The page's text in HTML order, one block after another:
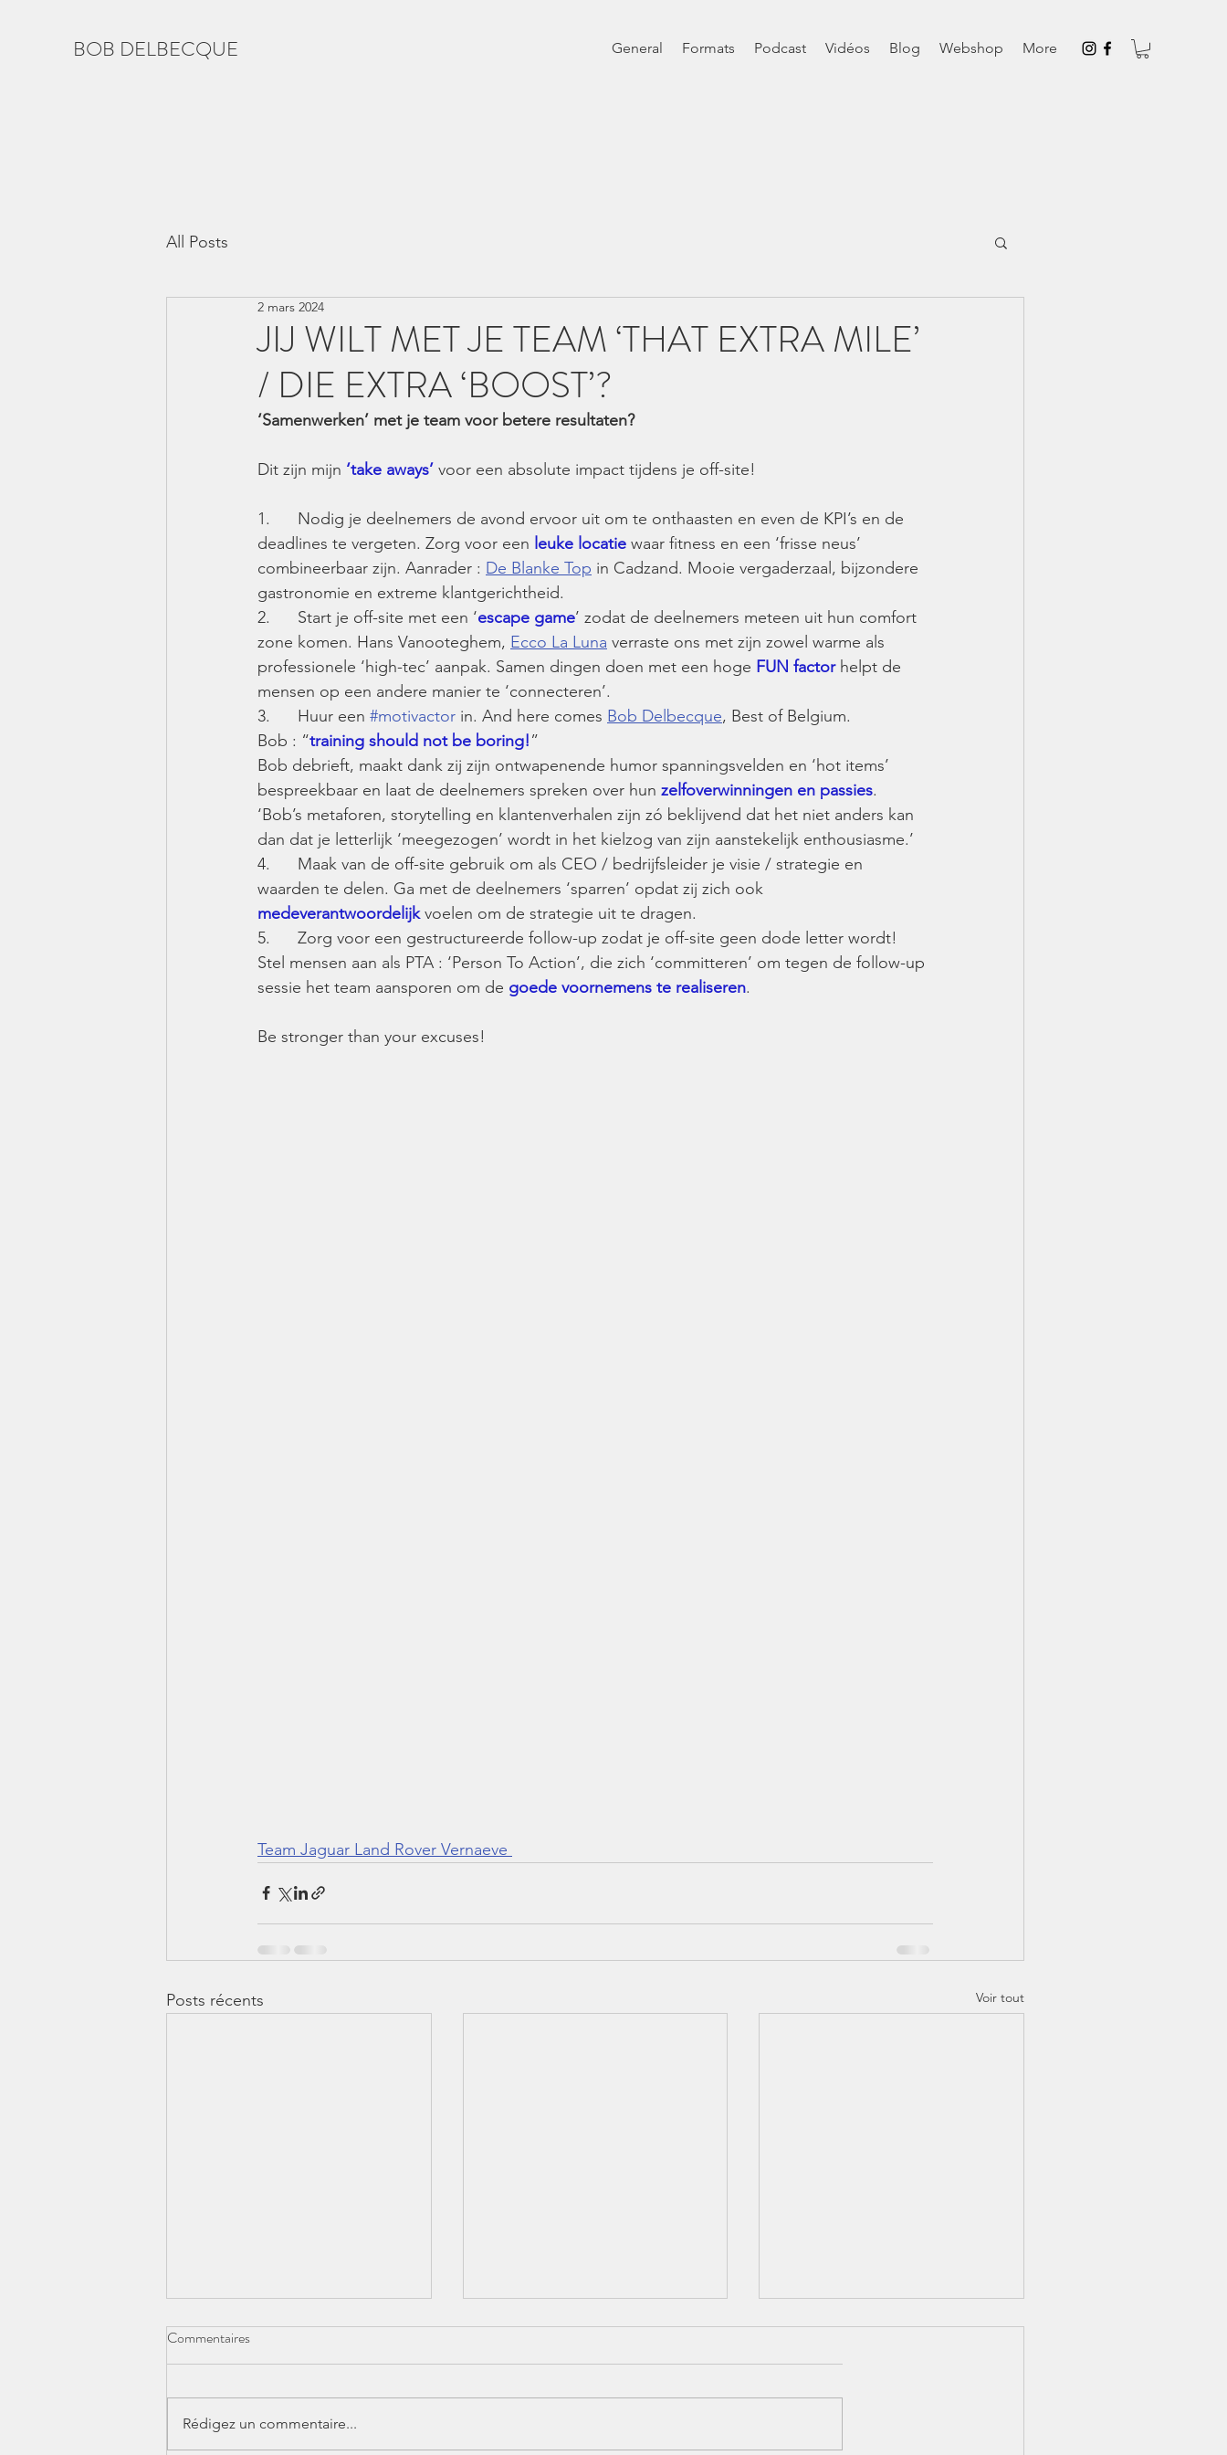
BOB DELBECQUE General Formats Podcast Vidéos Blog Webshop More
All Posts
JIJ WILT MET JE TEAM ‘THAT EXTRA MILE’
/ DIE EXTRA ‘BOOST’?
2 mars 2024
‘Samenwerken’ met je team voor betere resultaten?
Dit zijn mijn ‘take aways’ voor een absolute impact tijdens je off-site!
1.      Nodig je deelnemers de avond ervoor uit om te onthaasten en even de KPI’s en de
deadlines te vergeten. Zorg voor een leuke locatie waar fitness en een ‘frisse neus’
combineerbaar zijn. Aanrader : De Blanke Top in Cadzand. Mooie vergaderzaal, bijzondere
gastronomie en extreme klantgerichtheid.
2.      Start je off-site met een ‘escape game’ zodat de deelnemers meteen uit hun comfort
zone komen. Hans Vanooteghem, Ecco La Luna verraste ons met zijn zowel warme als
professionele ‘high-tec’ aanpak. Samen dingen doen met een hoge FUN factor helpt de
mensen op een andere manier te ‘connecteren’.
3.      Huur een #motivactor in. And here comes Bob Delbecque, Best of Belgium.
Bob : “training should not be boring!”
Bob debrieft, maakt dank zij zijn ontwapenende humor spanningsvelden en ‘hot items’
bespreekbaar en laat de deelnemers spreken over hun zelfoverwinningen en passies.
‘Bob’s metaforen, storytelling en klantenverhalen zijn zó beklijvend dat het niet anders kan
dan dat je letterlijk ‘meegezogen’ wordt in het kielzog van zijn aanstekelijk enthousiasme.’
4.      Maak van de off-site gebruik om als CEO / bedrijfsleider je visie / strategie en
waarden te delen. Ga met de deelnemers ‘sparren’ opdat zij zich ook
medeverantwoordelijk voelen om de strategie uit te dragen.
5.      Zorg voor een gestructureerde follow-up zodat je off-site geen dode letter wordt!
Stel mensen aan als PTA : ‘Person To Action’, die zich ‘committeren’ om tegen de follow-up
sessie het team aansporen om de goede voornemens te realiseren.
Be stronger than your excuses!
Team Jaguar Land Rover Vernaeve
Posts récents Voir tout
Commentaires
Rédigez un commentaire...